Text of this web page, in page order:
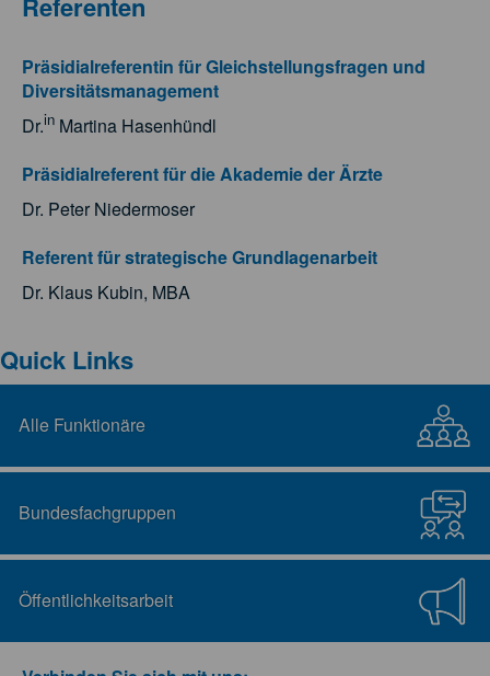
Präsidialreferentin für Gleichstellungsfragen und
Diversitätsmanagement
Dr.in Martina Hasenhündl
Präsidialreferent für die Akademie der Ärzte
Dr. Peter Niedermoser
Referent für strategische Grundlagenarbeit
Dr. Klaus Kubin, MBA
Quick Links
Alle Funktionäre
Bundesfachgruppen
Öffentlichkeitsarbeit